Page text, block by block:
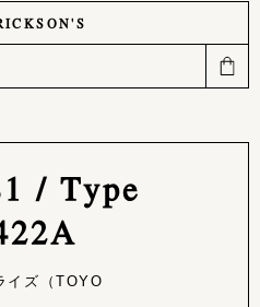
/ Type
ズ（TOYO